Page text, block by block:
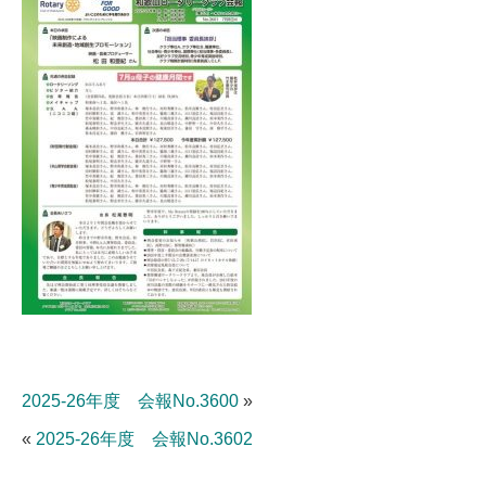
2025-26年度 会報No.3600 »
« 2025-26年度 会報No.3602